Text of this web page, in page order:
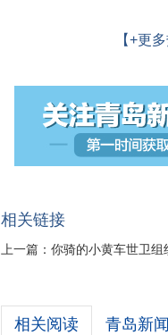
【+更
相关链接
上一篇： 你骑的小黄车世卫组
相关阅读 青岛新闻